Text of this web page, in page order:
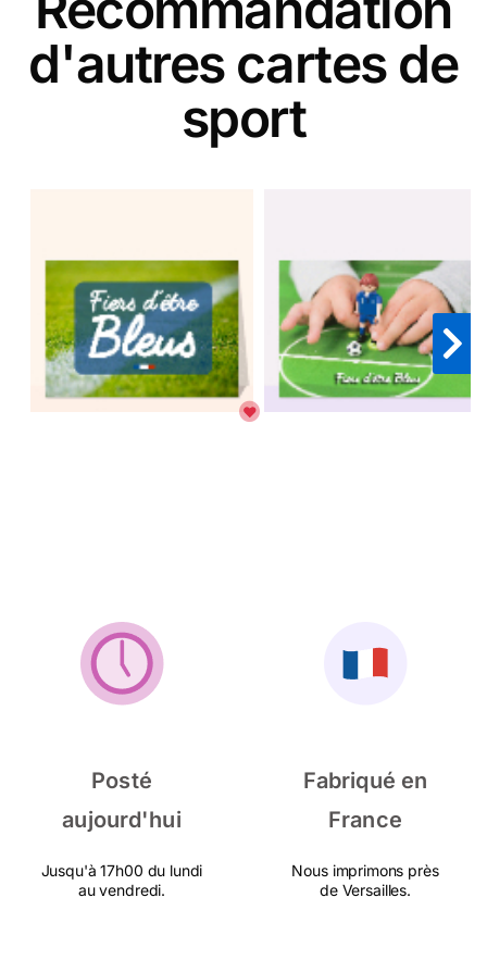
d'autres cartes de
sport
Posté
aujourd'hui
Jusqu'à 17h00 du lundi
au vendredi.
Fabriqué en
France
Nous imprimons près
de Versailles.